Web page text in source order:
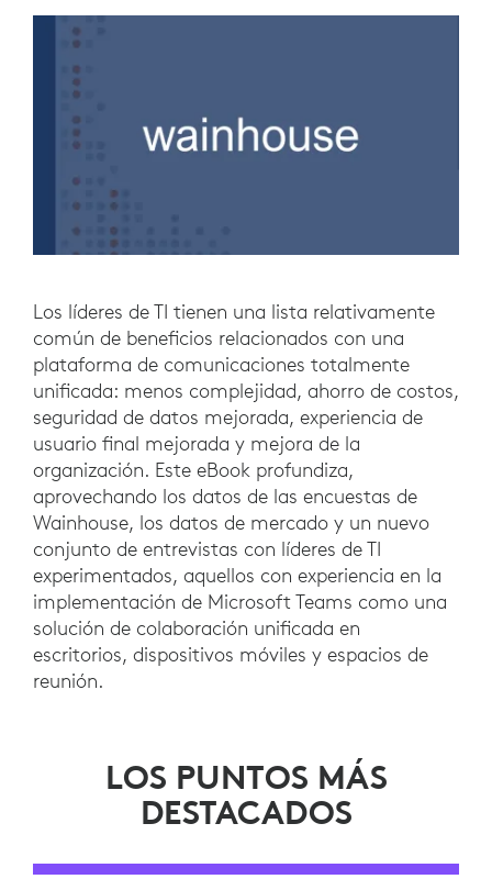
Los líderes de TI tienen una lista relativamente
común de beneficios relacionados con una
plataforma de comunicaciones totalmente
unificada: menos complejidad, ahorro de costos,
seguridad de datos mejorada, experiencia de
usuario final mejorada y mejora de la
organización. Este eBook profundiza,
aprovechando los datos de las encuestas de
Wainhouse, los datos de mercado y un nuevo
conjunto de entrevistas con líderes de TI
experimentados, aquellos con experiencia en la
implementación de Microsoft Teams como una
solución de colaboración unificada en
escritorios, dispositivos móviles y espacios de
reunión.
LOS PUNTOS MÁS
DESTACADOS